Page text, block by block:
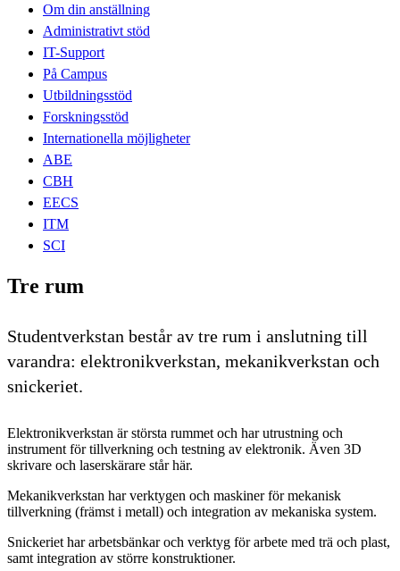
Om din anställning
Administrativt stöd
IT-Support
På Campus
Utbildningsstöd
Forskningsstöd
Internationella möjligheter
ABE
CBH
EECS
ITM
SCI
Tre rum
Studentverkstan består av tre rum i anslutning till
varandra: elektronikverkstan, mekanikverkstan och
snickeriet.
Elektronikverkstan är största rummet och har utrustning och
instrument för tillverkning och testning av elektronik. Även 3D
skrivare och laserskärare står här.
Mekanikverkstan har verktygen och maskiner för mekanisk
tillverkning (främst i metall) och integration av mekaniska system.
Snickeriet har arbetsbänkar och verktyg för arbete med trä och plast,
samt integration av större konstruktioner.